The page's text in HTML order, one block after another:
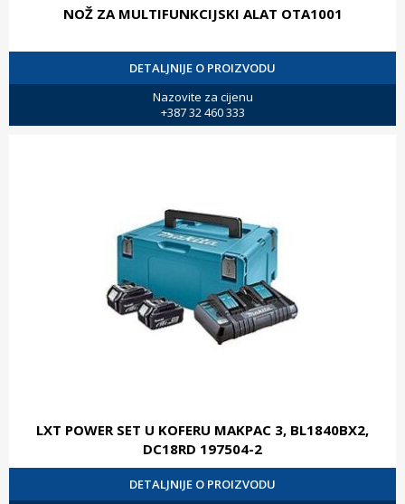
NOŽ ZA MULTIFUNKCIJSKI ALAT OTA1001
DETALJNIJE O PROIZVODU
Nazovite za cijenu
+387 32 460 333
LXT POWER SET U KOFERU MAKPAC 3, BL1840BX2,
DC18RD 197504-2
DETALJNIJE O PROIZVODU